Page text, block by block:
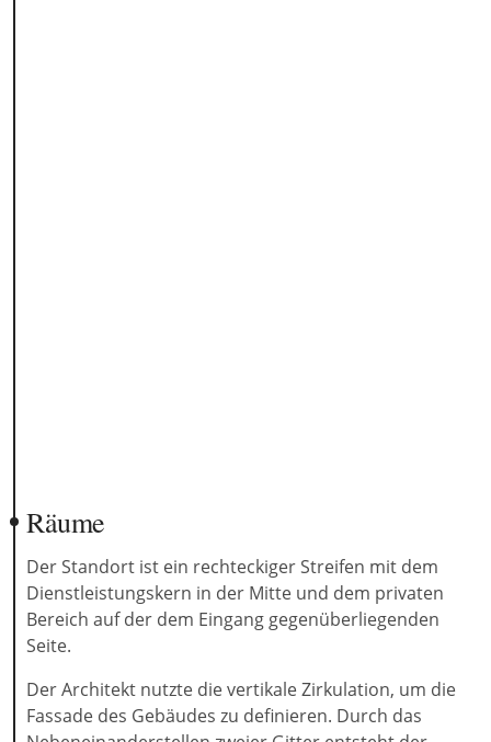
Räume
Der Standort ist ein rechteckiger Streifen mit dem
Dienstleistungskern in der Mitte und dem privaten
Bereich auf der dem Eingang gegenüberliegenden
Seite.
Der Architekt nutzte die vertikale Zirkulation, um die
Fassade des Gebäudes zu definieren. Durch das